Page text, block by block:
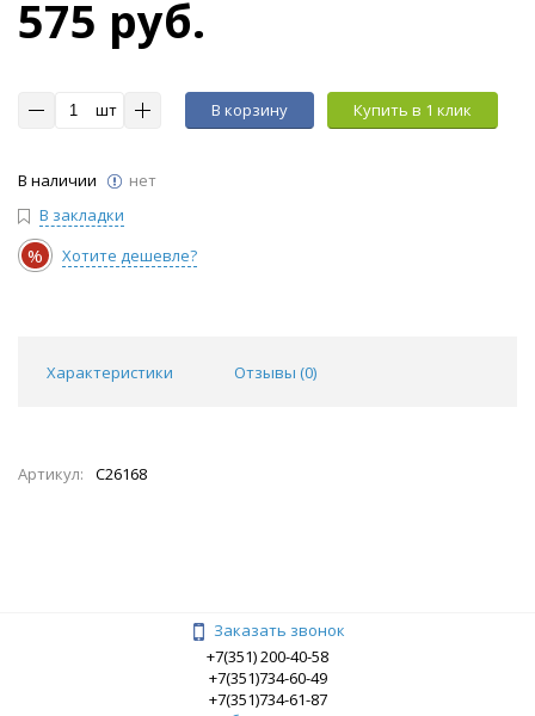
575 руб.
шт В корзину Купить в 1 клик
В наличии
нет
В закладки
% Хотите дешевле?
Характеристики Отзывы (0)
Артикул: C26168
Заказать звонок
+7(351) 200-40-58
+7(351)734-60-49
+7(351)734-61-87